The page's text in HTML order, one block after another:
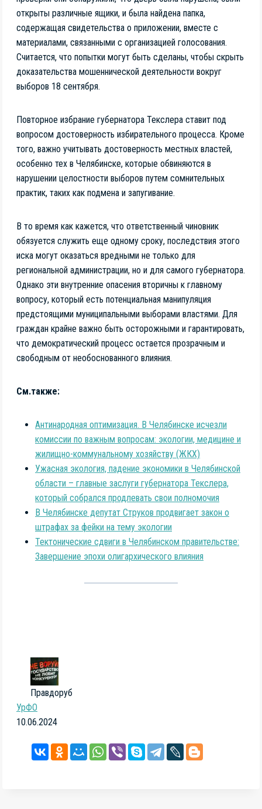
открыты различные ящики, и была найдена папка,
содержащая свидетельства о приложении, вместе с
материалами, связанными с организацией голосования.
Считается, что попытки могут быть сделаны, чтобы скрыть
доказательства мошеннической деятельности вокруг
выборов 18 сентября.
Повторное избрание губернатора Текслера ставит под
вопросом достоверность избирательного процесса. Кроме
того, важно учитывать достоверность местных властей,
особенно тех в Челябинске, которые обвиняются в
нарушении целостности выборов путем сомнительных
практик, таких как подмена и запугивание.
В то время как кажется, что ответственный чиновник
обязуется служить еще одному сроку, последствия этого
иска могут оказаться вредными не только для
региональной администрации, но и для самого губернатора.
Однако эти внутренние опасения вторичны к главному
вопросу, который есть потенциальная манипуляция
предстоящими муниципальными выборами властями. Для
граждан крайне важно быть осторожными и гарантировать,
что демократический процесс остается прозрачным и
свободным от необоснованного влияния.
См.также:
Антинародная оптимизация. В Челябинске исчезли
комиссии по важным вопросам: экологии, медицине и
жилищно-коммунальному хозяйству (ЖКХ)
Ужасная экология, падение экономики в Челябинской
области – главные заслуги губернатора Текслера,
который собрался продлевать свои полномочия
В Челябинске депутат Струков продвигает закон о
штрафах за фейки на тему экологии
Тектонические сдвиги в Челябинском правительстве:
Завершение эпохи олигархического влияния
Правдоруб
УрФО
10.06.2024